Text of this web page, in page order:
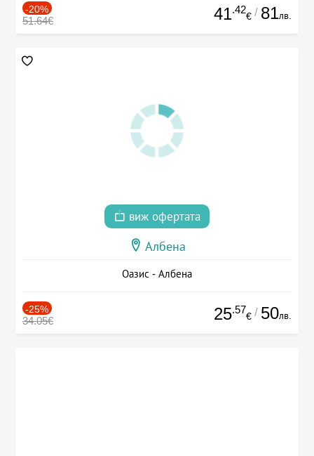
-20%
51.64€ 41.42
€ / 81лв.
виж офертата
Албена
Оазис - Албена
-25%
34.05€ 25.57
€ / 50лв.